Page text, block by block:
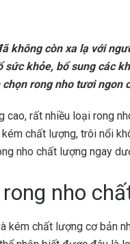
không còn xa lạ với
khỏe, bổ sung các
rong nho tươi ngon
cao, rất nhiều loại rong
chất lượng, trôi nổi
nho chất lượng ngay
nho
kém chất lượng cơ bản